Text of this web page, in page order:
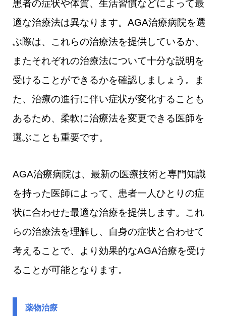
患者の症状や体質、生活習慣などによって最
適な治療法は異なります。AGA治療病院を選
ぶ際は、これらの治療法を提供しているか、
またそれぞれの治療法について十分な説明を
受けることができるかを確認しましょう。ま
た、治療の進行に伴い症状が変化することも
あるため、柔軟に治療法を変更できる医師を
選ぶことも重要です。
AGA治療病院は、最新の医療技術と専門知識
を持った医師によって、患者一人ひとりの症
状に合わせた最適な治療を提供します。これ
らの治療法を理解し、自身の症状と合わせて
考えることで、より効果的なAGA治療を受け
ることが可能となります。
薬物治療